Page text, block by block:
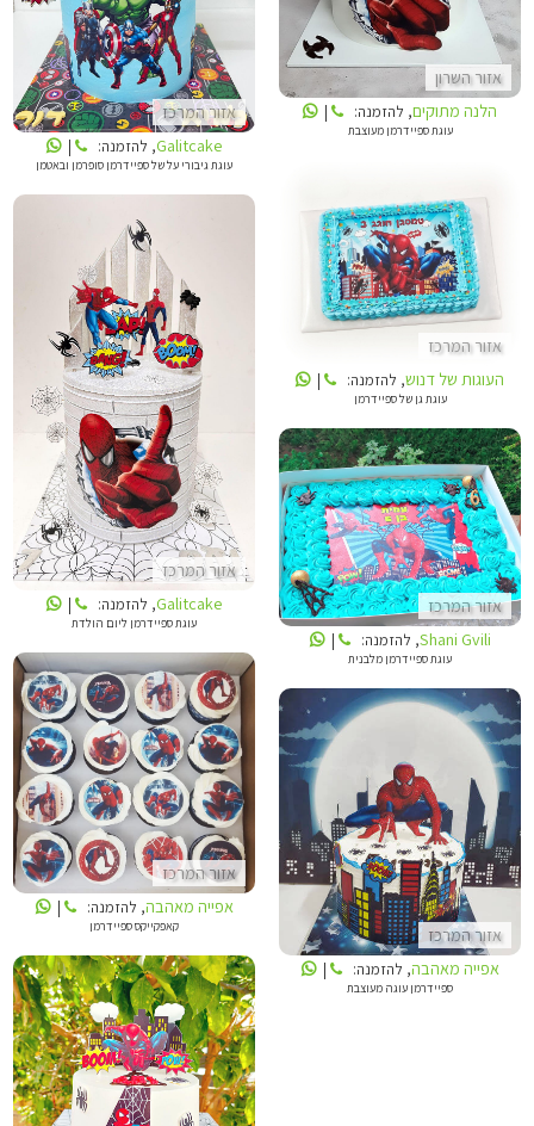
אזור השרון
הלנה מתוקים, להזמנה: |
עוגת ספיידרמן מעוצבת
אזור המרכז
Galitcake, להזמנה: |
עוגת גיבורי על של ספיידרמן סופרמן ובאטמן
אזור המרכז
העוגות של דנוש
העוגות של דנוש, להזמנה: |
עוגת גן של ספיידרמן
אזור המרכז
GALITCAKE
Galitcake, להזמנה: |
עוגת ספיידרמן ליום הולדת
אזור המרכז
SHANI GVILI
Shani Gvili, להזמנה: |
עוגת ספיידרמן מלבנית
אזור המרכז
אפייה מאהבה
אפייה מאהבה, להזמנה: |
קאפקייקס ספיידרמן אזור המרכז
אפייה מאהבה
אפייה מאהבה, להזמנה: |
ספיידרמן עוגה מעוצבת
SHANI GVILI